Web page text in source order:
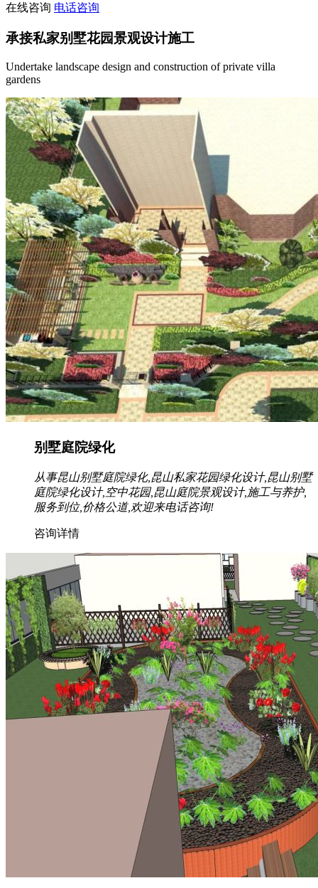
在线咨询 电话咨询
承接私家别墅花园景观设计施工
Undertake landscape design and construction of private villa
gardens
别墅庭院绿化
从事昆山别墅庭院绿化,昆山私家花园绿化设计,昆山别墅
庭院绿化设计,空中花园,昆山庭院景观设计,施工与养护,
服务到位,价格公道,欢迎来电话咨询!
咨询详情